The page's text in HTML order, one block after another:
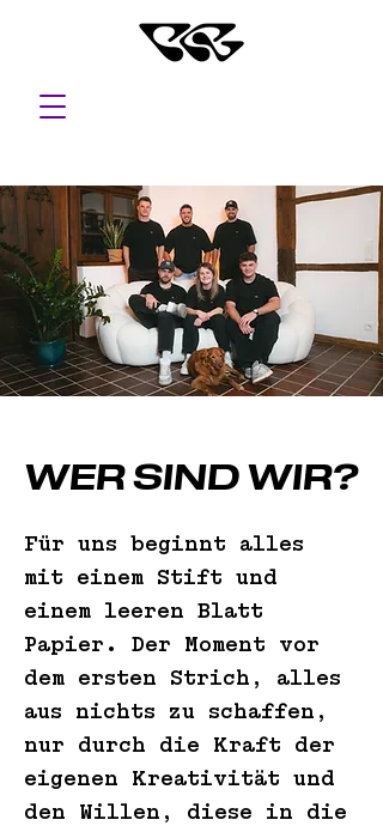
WER SIND WIR?
Für uns beginnt alles
mit einem Stift und
einem leeren Blatt
Papier. Der Moment vor
dem ersten Strich, alles
aus nichts zu schaffen,
nur durch die Kraft der
eigenen Kreativität und
den Willen, diese in die